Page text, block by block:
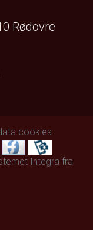
Rødovre
cookies
Integra fra